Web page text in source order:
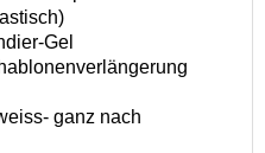
Gel
ganz nach